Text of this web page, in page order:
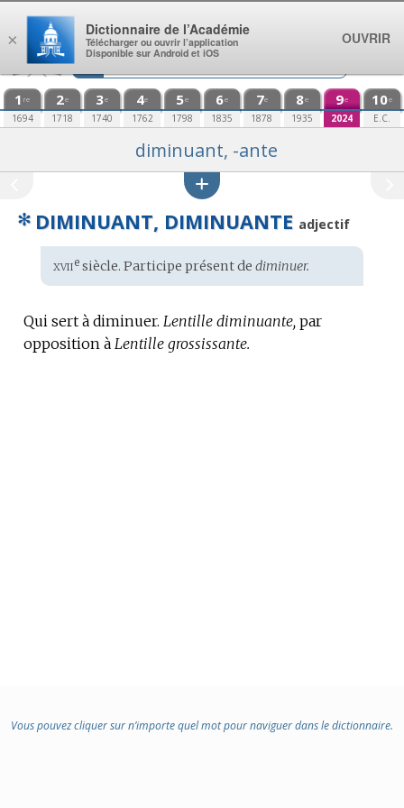
Aller au contenu
1 re
1694
2e
1718
3e
1740
4e
1762
5e
1798
6e
1835
7e
1878
8e
1935
9e
2024
10e
E.C.
diminuant, -ante
✻ DIMINUANT, DIMINUANTE adjectif
Étymologie
:
xviiesiècle. Participe présent de diminuer.
Qui sert à diminuer. Lentille diminuante, par
opposition à Lentille grossissante.
Vous pouvez cliquer sur n’importe quel mot pour naviguer dans le dictionnaire.
×
Dictionnaire de l’Académie
Télécharger ou ouvrir l’application
Disponible sur Android et iOS
OUVRIR